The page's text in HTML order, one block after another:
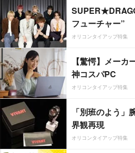
フューチャー”
オリコンタイアップ特集
【驚愕】メーカ
神コスパPC
オリコンタイアップ特集
「別班のよう
界観再現
オリコンタイアップ特集